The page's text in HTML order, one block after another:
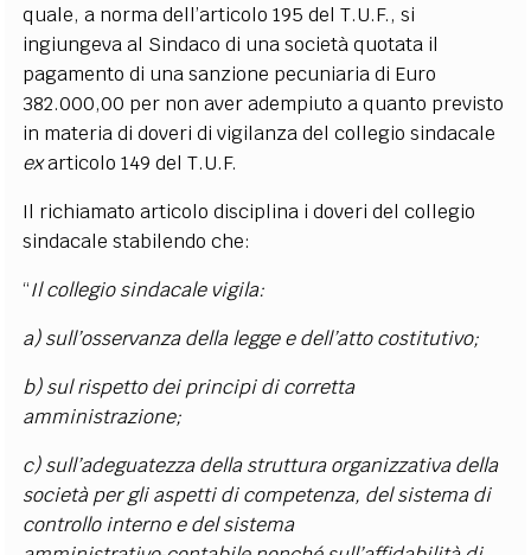
quale, a norma dell’articolo 195 del T.U.F., si
ingiungeva al Sindaco di una società quotata il
pagamento di una sanzione pecuniaria di Euro
382.000,00 per non aver adempiuto a quanto previsto
in materia di doveri di vigilanza del collegio sindacale
exarticolo 149 del T.U.F.
Il richiamato articolo disciplina i doveri del collegio
sindacale stabilendo che:
“Il collegio sindacale vigila:
a) sull’osservanza della legge e dell’atto costitutivo;
b) sul rispetto dei principi di corretta
amministrazione;
c) sull’adeguatezza della struttura organizzativa della
società per gli aspetti di competenza, del sistema di
controllo interno e del sistema